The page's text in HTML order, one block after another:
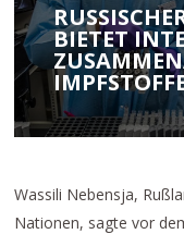
BIETET
Wassili Nebensja,
Nationen, sagte vor